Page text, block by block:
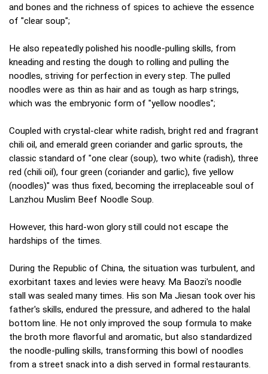
and bones and the richness of spices to achieve the essence
of "clear soup";
He also repeatedly polished his noodle-pulling skills, from
kneading and resting the dough to rolling and pulling the
noodles, striving for perfection in every step. The pulled
noodles were as thin as hair and as tough as harp strings,
which was the embryonic form of "yellow noodles";
Coupled with crystal-clear white radish, bright red and fragrant
chili oil, and emerald green coriander and garlic sprouts, the
classic standard of "one clear (soup), two white (radish), three
red (chili oil), four green (coriander and garlic), five yellow
(noodles)" was thus fixed, becoming the irreplaceable soul of
Lanzhou Muslim Beef Noodle Soup.
However, this hard-won glory still could not escape the
hardships of the times.
During the Republic of China, the situation was turbulent, and
exorbitant taxes and levies were heavy. Ma Baozi's noodle
stall was sealed many times. His son Ma Jiesan took over his
father's skills, endured the pressure, and adhered to the halal
bottom line. He not only improved the soup formula to make
the broth more flavorful and aromatic, but also standardized
the noodle-pulling skills, transforming this bowl of noodles
from a street snack into a dish served in formal restaurants.